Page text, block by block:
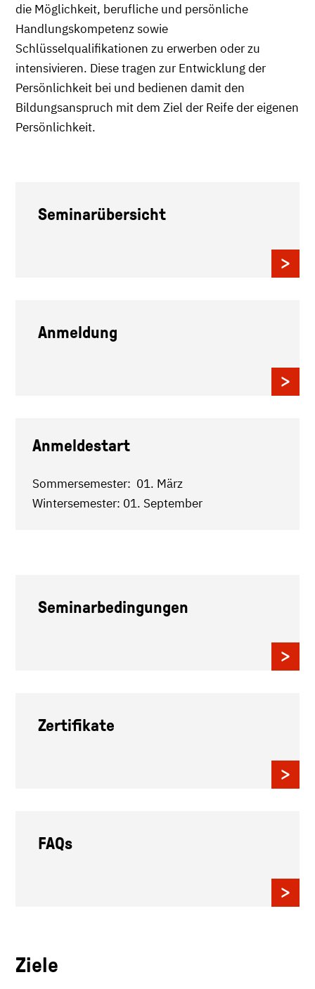
die Möglichkeit, berufliche und persönliche
Handlungskompetenz sowie
Schlüsselqualifikationen zu erwerben oder zu
intensivieren. Diese tragen zur Entwicklung der
Persönlichkeit bei und bedienen damit den
Bildungsanspruch mit dem Ziel der Reife der eigenen
Persönlichkeit.
Seminarübersicht
Anmeldung
Anmeldestart
Sommersemester: 01. März
Wintersemester: 01. September
Seminarbedingungen
Zertifikate
FAQs
Ziele